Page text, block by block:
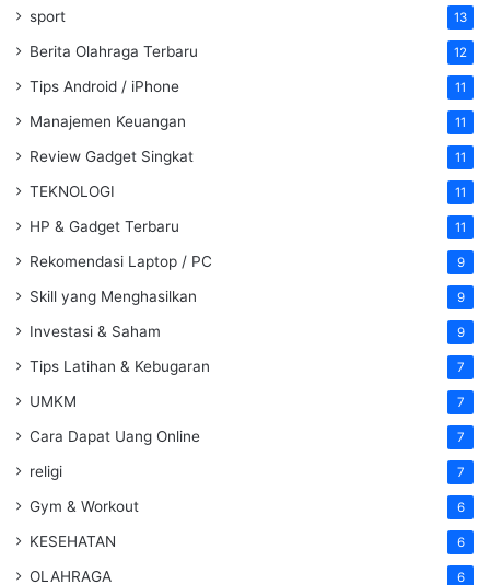
sport 13
Berita Olahraga Terbaru 12
Tips Android / iPhone 11
Manajemen Keuangan 11
Review Gadget Singkat 11
TEKNOLOGI 11
HP & Gadget Terbaru 11
Rekomendasi Laptop / PC 9
Skill yang Menghasilkan 9
Investasi & Saham 9
Tips Latihan & Kebugaran 7
UMKM 7
Cara Dapat Uang Online 7
religi 7
Gym & Workout 6
KESEHATAN 6
OLAHRAGA 6